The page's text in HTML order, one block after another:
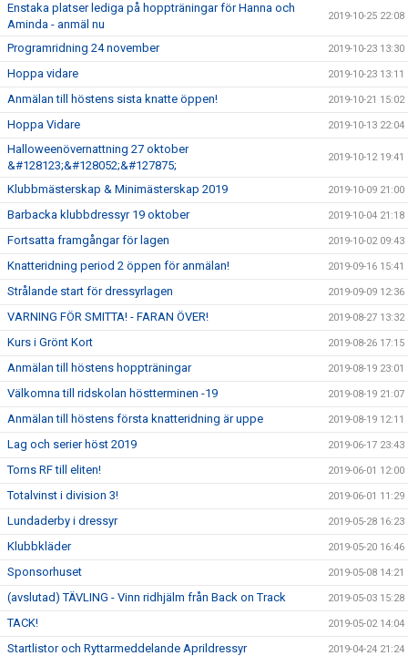
Enstaka platser lediga på hoppträningar för Hanna och
Aminda - anmäl nu
2019-10-25 22:08
Programridning 24 november 2019-10-23 13:30
Hoppa vidare 2019-10-23 13:11
Anmälan till höstens sista knatte öppen! 2019-10-21 15:02
Hoppa Vidare 2019-10-13 22:04
Halloweenövernattning 27 oktober
&#128123;&#128052;&#127875;
2019-10-12 19:41
Klubbmästerskap & Minimästerskap 2019 2019-10-09 21:00
Barbacka klubbdressyr 19 oktober 2019-10-04 21:18
Fortsatta framgångar för lagen 2019-10-02 09:43
Knatteridning period 2 öppen för anmälan! 2019-09-16 15:41
Strålande start för dressyrlagen 2019-09-09 12:36
VARNING FÖR SMITTA! - FARAN ÖVER! 2019-08-27 13:32
Kurs i Grönt Kort 2019-08-26 17:15
Anmälan till höstens hoppträningar 2019-08-19 23:01
Välkomna till ridskolan höstterminen -19 2019-08-19 21:07
Anmälan till höstens första knatteridning är uppe 2019-08-19 12:11
Lag och serier höst 2019 2019-06-17 23:43
Torns RF till eliten! 2019-06-01 12:00
Totalvinst i division 3! 2019-06-01 11:29
Lundaderby i dressyr 2019-05-28 16:23
Klubbkläder 2019-05-20 16:46
Sponsorhuset 2019-05-08 14:21
(avslutad) TÄVLING - Vinn ridhjälm från Back on Track 2019-05-03 15:28
TACK! 2019-05-02 14:04
Startlistor och Ryttarmeddelande Aprildressyr 2019-04-24 21:24